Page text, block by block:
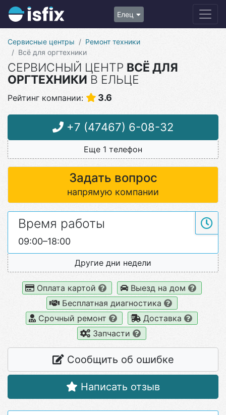
Елец
Сервисные центры
Ремонт техники
Всё для оргтехники
СЕРВИСНЫЙ ЦЕНТР ВСЁ ДЛЯ
ОРГТЕХНИКИ В ЕЛЬЦЕ
Рейтинг компании: 3.6
+7 (47467) 6-08-32
Еще 1 телефон
Задать вопрос
напрямую компании
Время работы
09:00–18:00
Другие дни недели
Оплата картой
Выезд на дом
Бесплатная диагностика
Срочный ремонт
Доставка
Запчасти
Сообщить об ошибке
Написать отзыв